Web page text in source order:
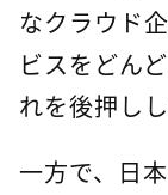
なクラウド
ビスをどん
れを後押しし
一方で、日